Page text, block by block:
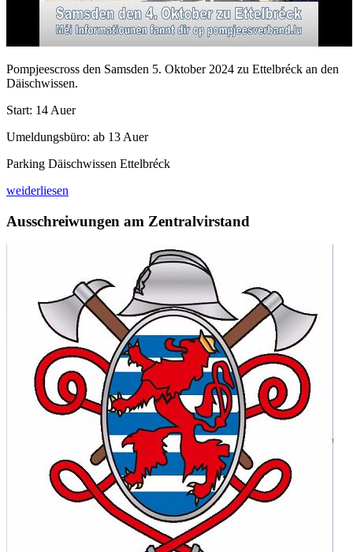
Pompjeescross den Samsden 5. Oktober 2024 zu Ettelbréck an den
Däischwissen.
Start: 14 Auer
Umeldungsbüro: ab 13 Auer
Parking Däischwissen Ettelbréck
weiderliesen
Ausschreiwungen am Zentralvirstand